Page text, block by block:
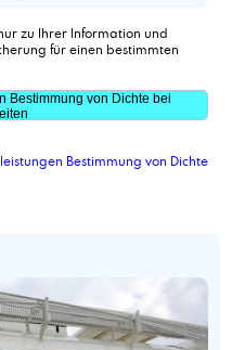
zu Ihrer Information und
für einen bestimmten
Bestimmung von Dichte bei
Bestimmung von Dichte